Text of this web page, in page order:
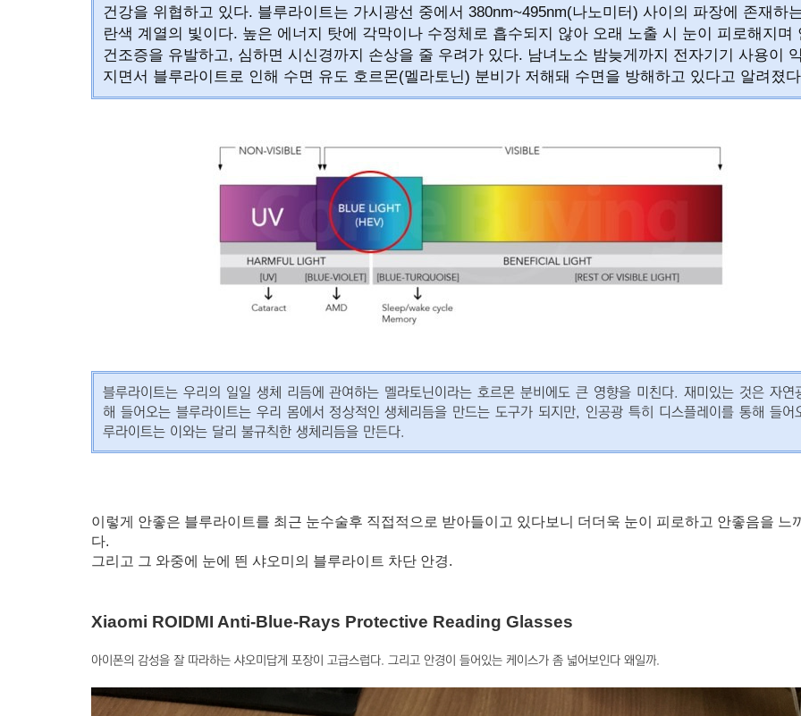
건강을 위협하고 있다. 블루라이트는 가시광선 중에서 380nm~495nm(나노미터) 사이의 파장에 존재하
란색 계열의 빛이다. 높은 에너지 탓에 각막이나 수정체로 흡수되지 않아 오래 노출 시 눈이 피로해지며
건조증을 유발하고, 심하면 시신경까지 손상을 줄 우려가 있다. 남녀노소 밤늦게까지 전자기기 사용이
지면서 블루라이트로 인해 수면 유도 호르몬(멜라토닌) 분비가 저해돼 수면을 방해하고 있다고 알려졌
블루라이트는 우리의 일일 생체 리듬에 관여하는 멜라토닌이라는 호르몬 분비에도 큰 영향을 미친다. 재미있는 것은 자연
해 들어오는 블루라이트는 우리 몸에서 정상적인 생체리듬을 만드는 도구가 되지만, 인공광 특히 디스플레이를 통해 들어
루라이트는 이와는 달리 불규칙한 생체리듬을 만든다.
이렇게 안좋은 블루라이트를 최근 눈수술후 직접적으로 받아들이고 있다보니 더더욱 눈이 피로하고 안좋음을 느
다.
그리고 그 와중에 눈에 띈 샤오미의 블루라이트 차단 안경.
Xiaomi ROIDMI Anti-Blue-Rays Protective Reading Glasses
아이폰의 감성을 잘 따라하는 샤오미답게 포장이 고급스럽다. 그리고 안경이 들어있는 케이스가 좀 넓어보인다 왜일까.